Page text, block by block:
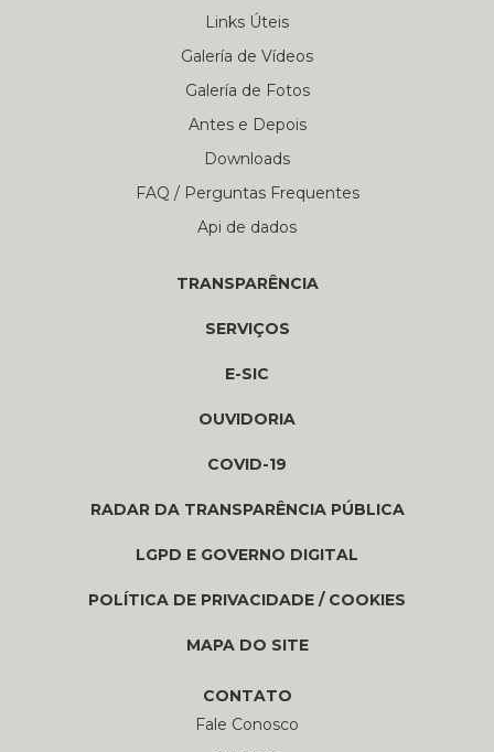
Links Úteis
Galería de Vídeos
Galería de Fotos
Antes e Depois
Downloads
FAQ / Perguntas Frequentes
Api de dados
TRANSPARÊNCIA
SERVIÇOS
E-SIC
OUVIDORIA
COVID-19
RADAR DA TRANSPARÊNCIA PÚBLICA
LGPD E GOVERNO DIGITAL
POLÍTICA DE PRIVACIDADE / COOKIES
MAPA DO SITE
CONTATO
Fale Conosco